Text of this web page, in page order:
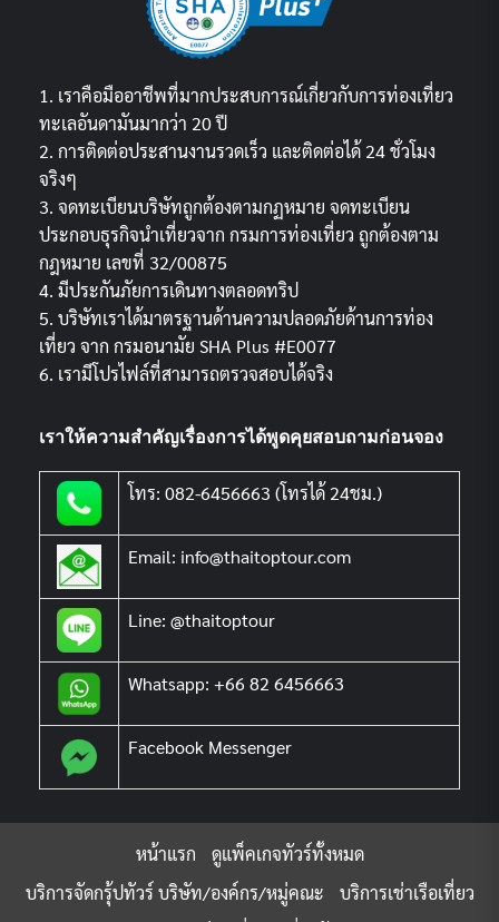
1. เราคือมืออาชีพที่มากประสบการณ์เกี่ยวกับการท่องเที่ยว
ทะเลอันดามันมากว่า 20 ปี
2. การติดต่อประสานงานรวดเร็ว และติดต่อได้ 24 ชั่วโมง
จริงๆ
3. จดทะเบียนบริษัทถูกต้องตามกฏหมาย จดทะเบียน
ประกอบธุรกิจนำเที่ยวจาก กรมการท่องเที่ยว ถูกต้องตาม
กฎหมาย เลขที่ 32/00875
4. มีประกันภัยการเดินทางตลอดทริป
5. บริษัทเราได้มาตรฐานด้านความปลอดภัยด้านการท่อง
เที่ยว จาก กรมอนามัย SHA Plus #E0077
6. เรามีโปรไฟล์ที่สามารถตรวจสอบได้จริง
เราให้ความสำคัญเรื่องการได้พูดคุยสอบถามก่อนจอง
โทร: 082-6456663 (โทรได้ 24ชม.)
Email: info@thaitoptour.com
Line: @thaitoptour
Whatsapp: +66 82 6456663
Facebook Messenger
หน้าแรก
ดูแพ็คเกจทัวร์ทั้งหมด
บริการจัดกรุ้ปทัวร์ บริษัท/องค์กร/หมู่คณะ
บริการเช่าเรือเที่ยว